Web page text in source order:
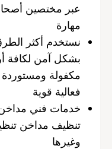
عبر مختصين
مهارة
نستخدم أكثر
بشكل آمن لكافة
مكفولة
فعالية قوية
خدمات فني
تنظيف مداخن
وغيرها